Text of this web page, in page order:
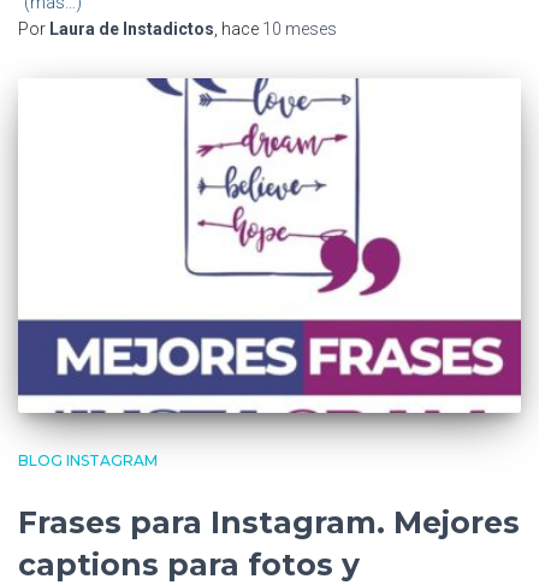
Por Laura de Instadictos , hace 10 meses
BLOG INSTAGRAM
Frases para Instagram. Mejores
captions para fotos y